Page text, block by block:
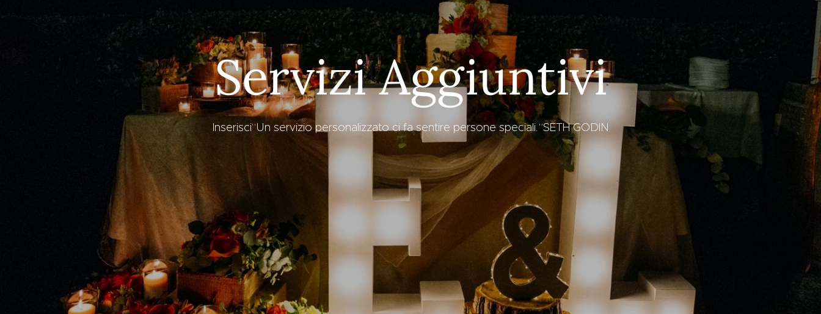
Servizi Aggiuntivi
Inserisci“Un servizio personalizzato ci fa sentire persone speciali.”SETH GODIN